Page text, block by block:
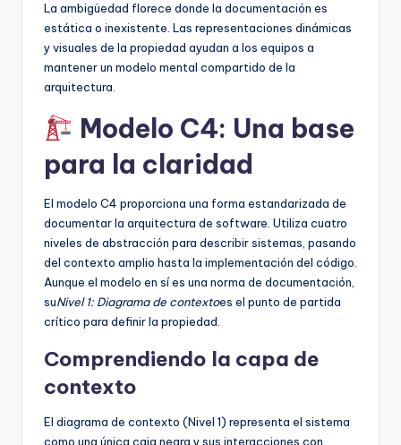
La ambigüedad florece donde la documentación es
estática o inexistente. Las representaciones dinámicas
y visuales de la propiedad ayudan a los equipos a
mantener un modelo mental compartido de la
arquitectura.
Modelo C4: Una base
para la claridad
El modelo C4 proporciona una forma estandarizada de
documentar la arquitectura de software. Utiliza cuatro
niveles de abstracción para describir sistemas, pasando
del contexto amplio hasta la implementación del código.
Aunque el modelo en sí es una norma de documentación,
suNivel 1: Diagrama de contextoes el punto de partida
crítico para definir la propiedad.
Comprendiendo la capa de
contexto
El diagrama de contexto (Nivel 1) representa el sistema
como una única caja negra y sus interacciones con